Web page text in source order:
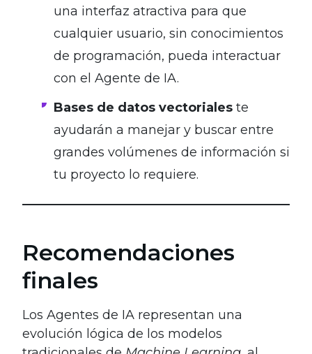
una interfaz atractiva para que
cualquier usuario, sin conocimientos
de programación, pueda interactuar
con el Agente de IA.
Bases de datos vectoriales te
ayudarán a manejar y buscar entre
grandes volúmenes de información si
tu proyecto lo requiere.
Recomendaciones
finales
Los Agentes de IA representan una
evolución lógica de los modelos